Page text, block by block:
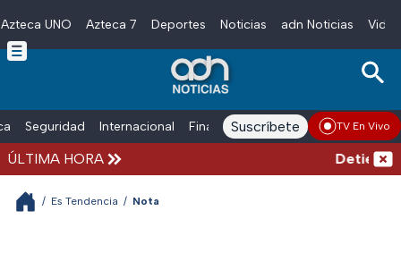
Skip to main content
Azteca UNO Azteca 7 Deportes Noticias adn Noticias
Seguridad Internacional Finanzas adn Noticias Radio
Suscríbete TV En Vivo
ÚLTIMA HORA Detienen
/ Es Tendencia / Nota